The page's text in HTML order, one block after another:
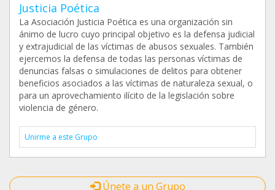
Justicia Poética
La Asociación Justicia Poética es una organización sin
ánimo de lucro cuyo principal objetivo es la defensa judicial
y extrajudicial de las víctimas de abusos sexuales. También
ejercemos la defensa de todas las personas víctimas de
denuncias falsas o simulaciones de delitos para obtener
beneficios asociados a las víctimas de naturaleza sexual, o
para un aprovechamiento ilícito de la legislación sobre
violencia de género.
Unirme a este Grupo
Únete a un Grupo